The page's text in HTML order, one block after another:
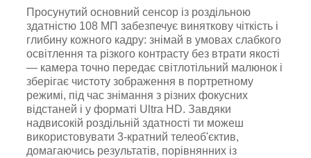
Просунутий основний сенсор із роздільною
здатністю 108 МП забезпечує виняткову чіткість і
глибину кожного кадру: знімай в умовах слабкого
освітлення та різкого контрасту без втрати якості
— камера точно передає світлотільний малюнок і
зберігає чистоту зображення в портретному
режимі, під час знімання з різних фокусних
відстаней і у форматі Ultra HD. Завдяки
надвисокій роздільній здатності ти можеш
використовувати 3-кратний телеоб'єктив,
домагаючись результатів, порівнянних із